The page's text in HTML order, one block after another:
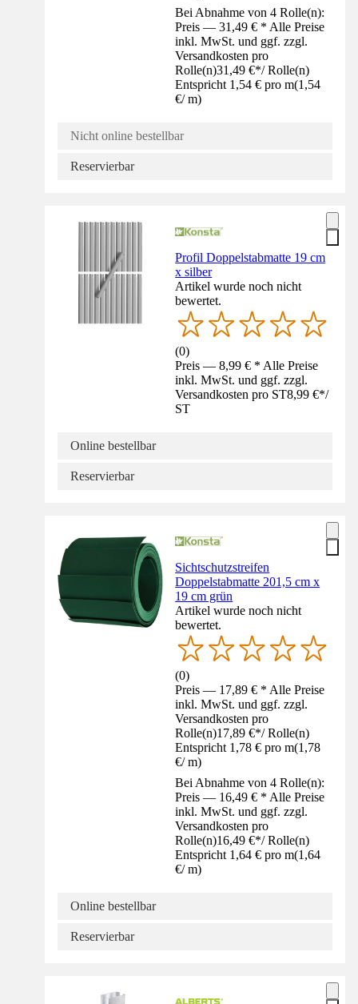
Bei Abnahme von 4 Rolle(n):
Preis — 31,49 € * Alle Preise
inkl. MwSt. und ggf. zzgl.
Versandkosten pro
Rolle(n)31,49 €*/ Rolle(n)
Entspricht 1,54 € pro m(1,54
€/ m)
Nicht online bestellbar
Reservierbar
Profil Doppelstabmatte 19 cm
x silber
Artikel wurde noch nicht
bewertet.
(0)
Preis — 8,99 € * Alle Preise
inkl. MwSt. und ggf. zzgl.
Versandkosten pro ST8,99 €*/
ST
Online bestellbar
Reservierbar
Sichtschutzstreifen
Doppelstabmatte 201,5 cm x
19 cm grün
Artikel wurde noch nicht
bewertet.
(0)
Preis — 17,89 € * Alle Preise
inkl. MwSt. und ggf. zzgl.
Versandkosten pro
Rolle(n)17,89 €*/ Rolle(n)
Entspricht 1,78 € pro m(1,78
€/ m)
Bei Abnahme von 4 Rolle(n):
Preis — 16,49 € * Alle Preise
inkl. MwSt. und ggf. zzgl.
Versandkosten pro
Rolle(n)16,49 €*/ Rolle(n)
Entspricht 1,64 € pro m(1,64
€/ m)
Online bestellbar
Reservierbar